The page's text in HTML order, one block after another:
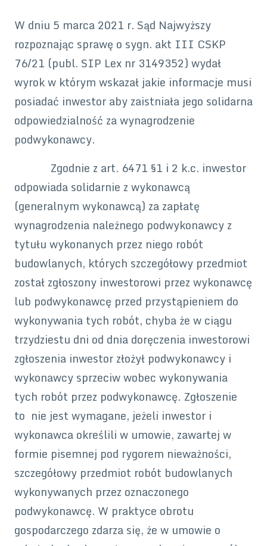
W dniu 5 marca 2021 r. Sąd Najwyższy
rozpoznając sprawę o sygn. akt III CSKP
76/21 (publ. SIP Lex nr 3149352) wydał
wyrok w którym wskazał jakie informacje musi
posiadać inwestor aby zaistniała jego solidarna
odpowiedzialność za wynagrodzenie
podwykonawcy.
Zgodnie z art. 6471 §1 i 2 k.c. inwestor
odpowiada solidarnie z wykonawcą
(generalnym wykonawcą) za zapłatę
wynagrodzenia należnego podwykonawcy z
tytułu wykonanych przez niego robót
budowlanych, których szczegółowy przedmiot
został zgłoszony inwestorowi przez wykonawcę
lub podwykonawcę przed przystąpieniem do
wykonywania tych robót, chyba że w ciągu
trzydziestu dni od dnia doręczenia inwestorowi
zgłoszenia inwestor złożył podwykonawcy i
wykonawcy sprzeciw wobec wykonywania
tych robót przez podwykonawcę. Zgłoszenie
to nie jest wymagane, jeżeli inwestor i
wykonawca określili w umowie, zawartej w
formie pisemnej pod rygorem nieważności,
szczegółowy przedmiot robót budowlanych
wykonywanych przez oznaczonego
podwykonawcę. W praktyce obrotu
gospodarczego zdarza się, że w umowie o